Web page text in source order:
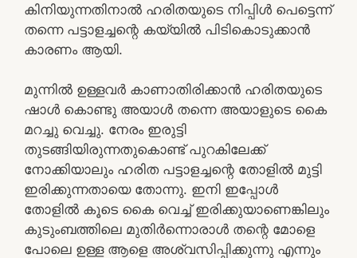
കിനിയുന്നതിനാൽ ഹരിതയുടെ നിപ്പിൾ പെട്ടെന്ന്
തന്നെ പട്ടാളച്ചന്റെ കയ്യിൽ പിടികൊടുക്കാൻ
കാരണം ആയി.
മുന്നിൽ ഉള്ളവർ കാണാതിരിക്കാൻ ഹരിതയുടെ
ഷാൾ കൊണ്ടു അയാൾ തന്നെ അയാളുടെ കൈ
മറച്ചു വെച്ചു. നേരം ഇരുട്ടി
തുടങ്ങിയിരുന്നതുകൊണ്ട് പുറകിലേക്ക്
നോക്കിയാലും ഹരിത പട്ടാളച്ചന്റെ തോളിൽ മുട്ടി
ഇരിക്കുന്നതായെ തോന്നു. ഇനി ഇപ്പോൾ
തോളിൽ കൂടെ കൈ വെച്ച് ഇരിക്കുയാണെങ്കിലും
കുടുംബത്തിലെ മുതിർന്നൊരാൾ തന്റെ മോളെ
പോലെ ഉള്ള ആളെ അശ്വസിപ്പിക്കുന്നു എന്നും